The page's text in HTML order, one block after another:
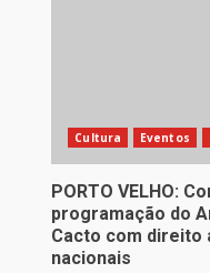
Cultura Eventos
PORTO VELHO:
programação do
Cacto com direito
nacionais